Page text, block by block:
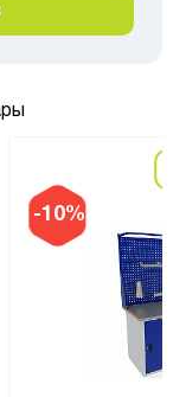
-10%